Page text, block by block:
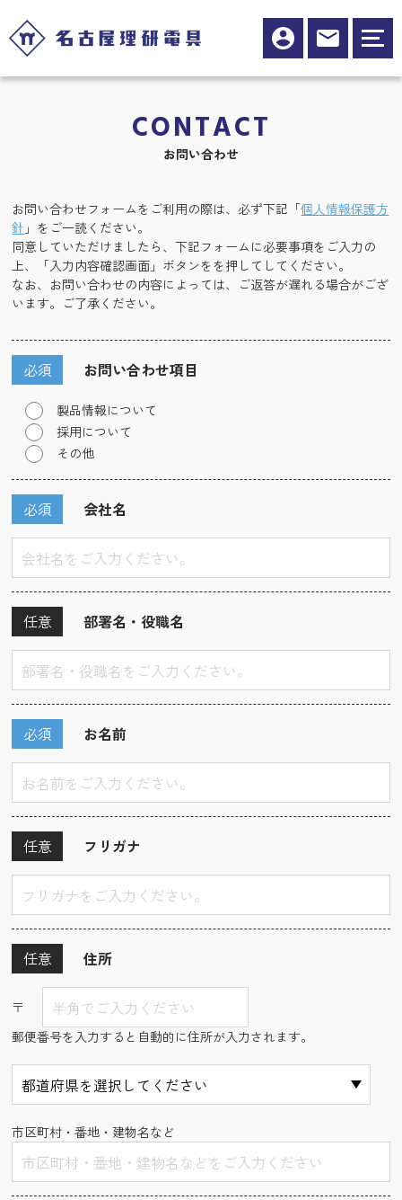
CONTACT
お問い合わせ
お問い合わせフォームをご利用の際は、必ず下記「個人情報保護方
針 」をご一読ください。
同意していただけましたら、下記フォームに必要事項をご入力の
上、「入力内容確認画面」ボタンをを押してしてください。
なお、お問い合わせの内容によっては、ご返答が遅れる場合がござ
います。ご了承ください。
お問い合わせ項目
必須
製品情報について
採用について
その他
会社名
必須
部署名・役職名
任意
お名前
必須
フリガナ
任意
住所
任意
〒
郵便番号を入力すると自動的に住所が入力されます。
市区町村・番地・建物名など